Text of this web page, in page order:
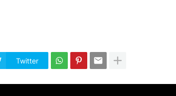
Twitter